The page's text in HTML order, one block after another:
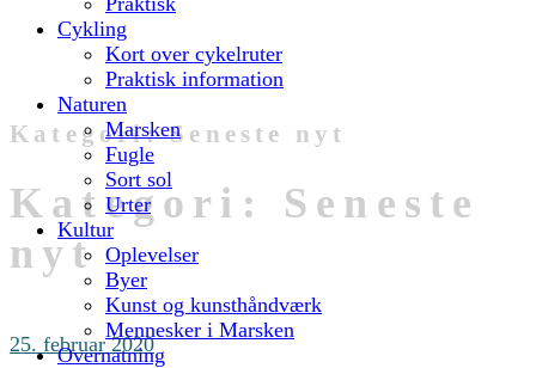
Cykling
Kort over cykelruter
Praktisk information
Naturen
Marsken
Fugle
Sort sol
Urter
Kultur
Oplevelser
Byer
Kunst og kunsthåndværk
Mennesker i Marsken
Overnatning
Kategori:Seneste nyt
Kategori: Seneste
nyt
25. februar 2020